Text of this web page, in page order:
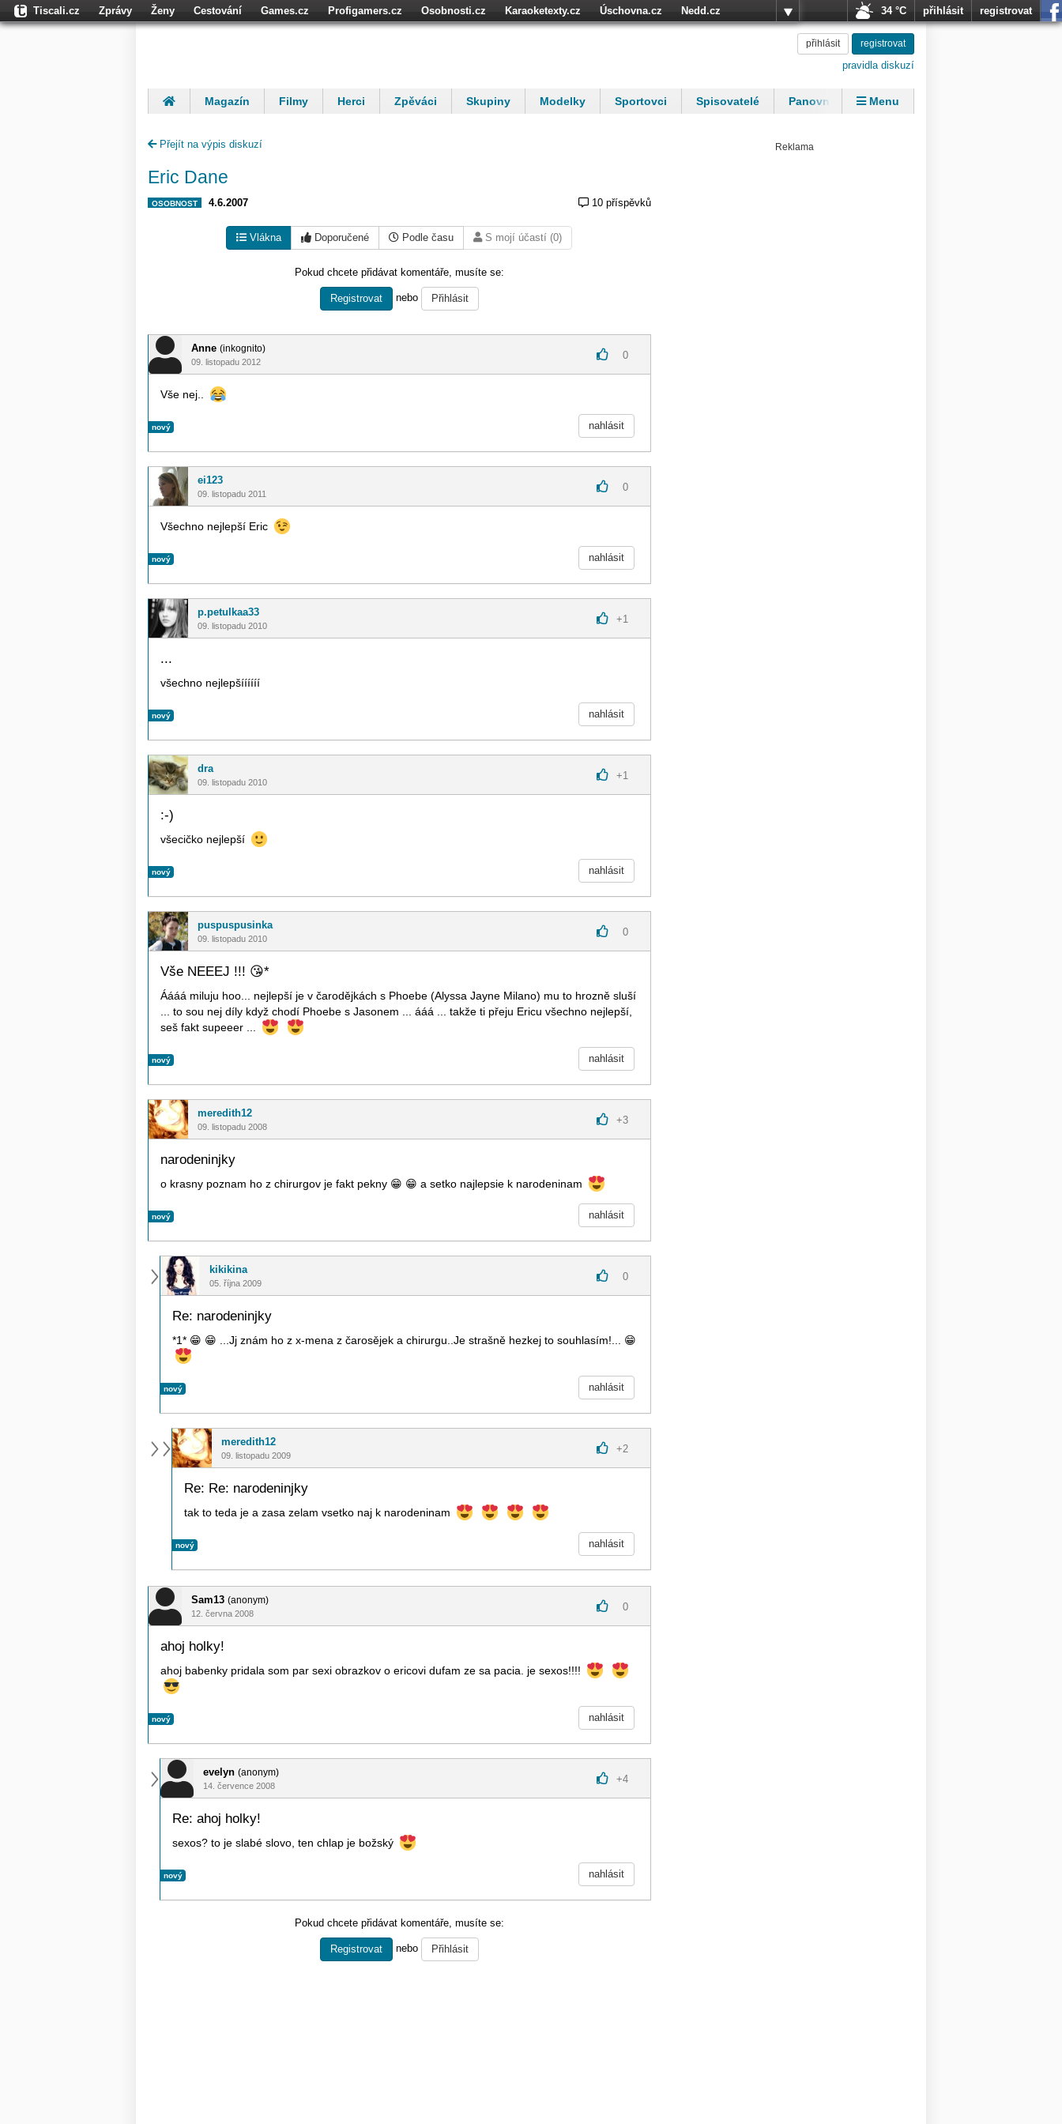
Tiscali.cz Zprávy Ženy Cestování Games.cz Profigamers.cz Osobnosti.cz Karaoketexty.cz Úschovna.cz
Nedd.cz
34 °C přihlásit registrovat
přihlásit registrovat
pravidla diskuzí
Magazín Filmy Herci Zpěváci Skupiny Modelky Sportovci Spisovatelé
Panovníci
Menu
Přejít na výpis diskuzí
Eric Dane
OSOBNOST 4.6.2007 10 příspěvků
Vlákna Doporučené Podle času S mojí účastí (0)
Pokud chcete přidávat komentáře, musíte se:
Registrovat nebo Přihlásit
Anne (inkognito)
09. listopadu 2012
0
Vše nej..
nový nahlásit
ei123
09. listopadu 2011
0
Všechno nejlepší Eric
nový nahlásit
p.petulkaa33
09. listopadu 2010
+1
...
všechno nejlepšíííííí
nový nahlásit
dra
09. listopadu 2010
+1
:-)
všecičko nejlepší
nový nahlásit
puspuspusinka
09. listopadu 2010
0
Vše NEEEJ !!! 😘*
Áááá miluju hoo... nejlepší je v čarodějkách s Phoebe (Alyssa Jayne Milano) mu to hrozně sluší
... to sou nej díly když chodí Phoebe s Jasonem ... ááá ... takže ti přeju Ericu všechno nejlepší,
seš fakt supeeer ...
nový nahlásit
meredith12
09. listopadu 2008
+3
narodeninjky
o krasny poznam ho z chirurgov je fakt pekny 😁 😁 a setko najlepsie k narodeninam
nový nahlásit
kikikina
05. října 2009
0
Re: narodeninjky
*1* 😁 😁 ...Jj znám ho z x-mena z čarosějek a chirurgu..Je strašně hezkej to souhlasím!... 😁
nový nahlásit
meredith12
09. listopadu 2009
+2
Re: Re: narodeninjky
tak to teda je a zasa zelam vsetko naj k narodeninam
nový nahlásit
Sam13 (anonym)
12. června 2008
0
ahoj holky!
ahoj babenky pridala som par sexi obrazkov o ericovi dufam ze sa pacia. je sexos!!!!
nový nahlásit
evelyn (anonym)
14. července 2008
+4
Re: ahoj holky!
sexos? to je slabé slovo, ten chlap je božský
nový nahlásit
Pokud chcete přidávat komentáře, musíte se:
Registrovat nebo Přihlásit